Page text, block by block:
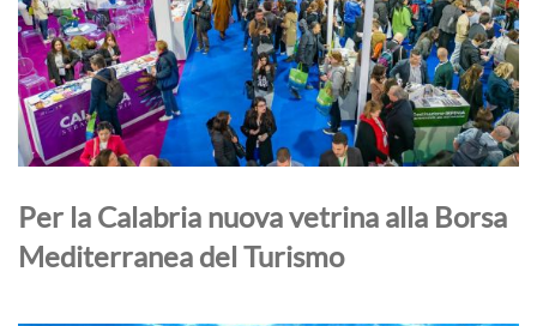
Per la Calabria nuova vetrina alla Borsa
Mediterranea del Turismo